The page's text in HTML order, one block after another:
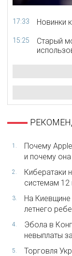
17:33 Новинки
15:25
Старый
1.
Почему
и почему она
2.
Кибератаки
системам 12
3.
На Киевщине
летнего
4.
Эбола в
невыплаты
5.
Торговля